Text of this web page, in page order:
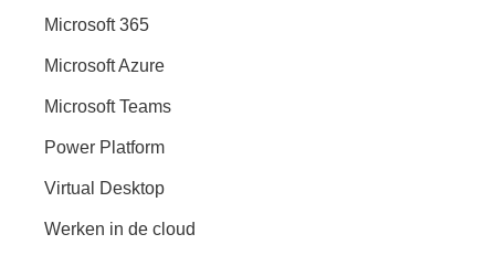
Microsoft 365
Microsoft Azure
Microsoft Teams
Power Platform
Virtual Desktop
Werken in de cloud